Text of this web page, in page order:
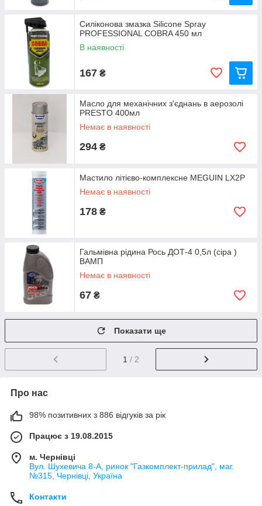
Силіконова змазка Silicone Spray
PROFESSIONAL COBRA 450 мл
В наявності
167 ₴
Масло для механічних з'єднань в аерозолі
PRESTO 400мл
Немає в наявності
294 ₴
Мастило літієво-комплексне MEGUIN LX2P
Немає в наявності
178 ₴
Гальмівна рідина Рось ДОТ-4 0,5л (сіра )
ВАМП
Немає в наявності
67 ₴
Показати ще
1 / 2
Про нас
98% позитивних з 886 відгуків за рік
Працює з 19.08.2015
м. Чернівці
Вул. Шухевича 8-А, ринок "Газкомплект-прилад", маг.
№315, Чернівці, Україна
Контакти